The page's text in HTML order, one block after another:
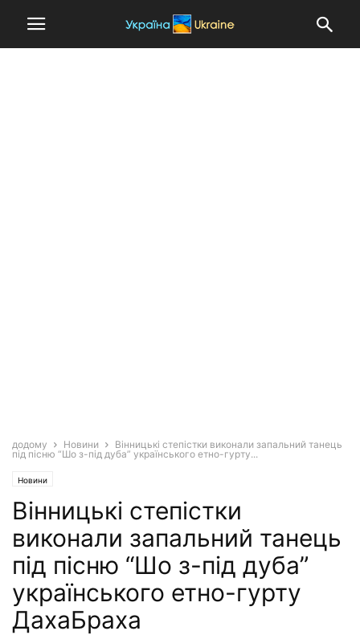
додому Новини
Вінницькі степістки виконали запальний танець
під пісню “Шо з-під дуба” українського етно-гурту...
Новини
Вінницькі степістки
виконали запальний танець
під пісню “Шо з-під дуба”
українського етно-гурту
ДахаБраха